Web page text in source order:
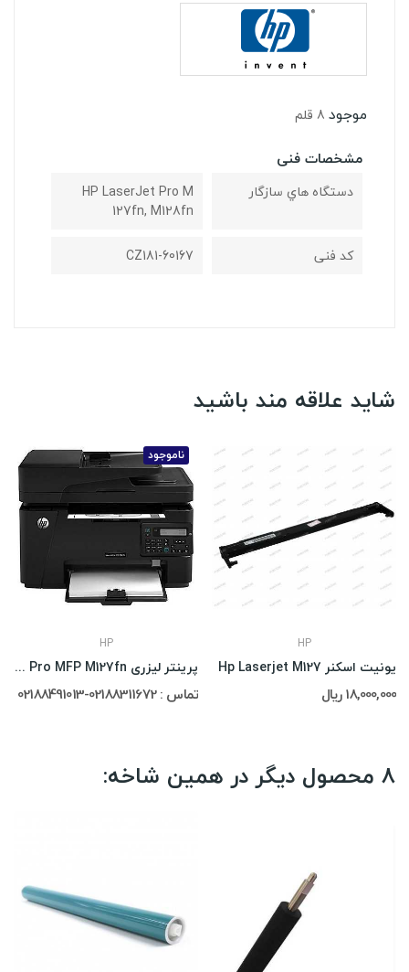
موجود 8 قلم
مشخصات فنی
دستگاه هاي سازگار
HP LaserJet Pro M
127fn, M128fn
کد فنی
CZ181-60167
شاید علاقه مند باشید
ناموجود
HP
پرینتر لیزری HP LaserJet Pro MFP M127fn
تماس : 02188311672-02188491013
HP
یونیت اسکنر Hp Laserjet M127
18,000,000 ریال
8 محصول دیگر در همین شاخه: